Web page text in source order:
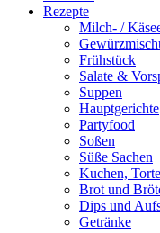
Rezepte
Milch- /
Frühstück
Salate &
Suppen
Hauptgerichte
Partyfood
Soßen
Süße Sachen
Kuchen,
Brot und
Dips und
Getränke